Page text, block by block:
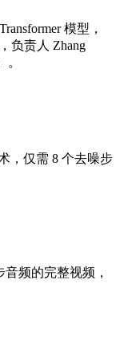
模型，
负责人 Zhang
，仅需 8 个去噪步
频的完整视频，